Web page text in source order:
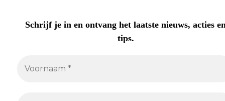
Schrijf je in en ontvang het laatste nieuws, acties
tips.